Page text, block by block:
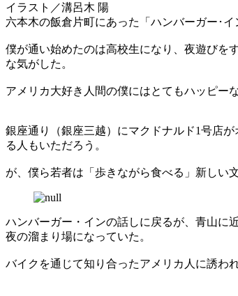
イラスト／溝呂木 陽
六本木の飯倉片町にあった「ハンバーガー･
僕が通い始めたのは高校生になり、夜遊びを
な気がした。
アメリカ大好き人間の僕にはとてもハッピー
銀座通り（銀座三越）にマクドナルド1号店
る人もいただろう。
が、僕ら若者は「歩きながら食べる」新しい
ハンバーガー・インの話しに戻るが、青山に
夜の溜まり場になっていた。
バイクを通じて知り合ったアメリカ人に誘わ